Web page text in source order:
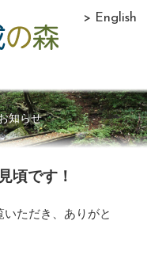
> English
知らせ
頃です！
ただき、ありがと